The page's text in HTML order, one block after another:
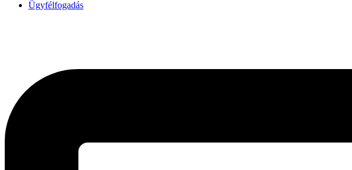
Ügyfélfogadás